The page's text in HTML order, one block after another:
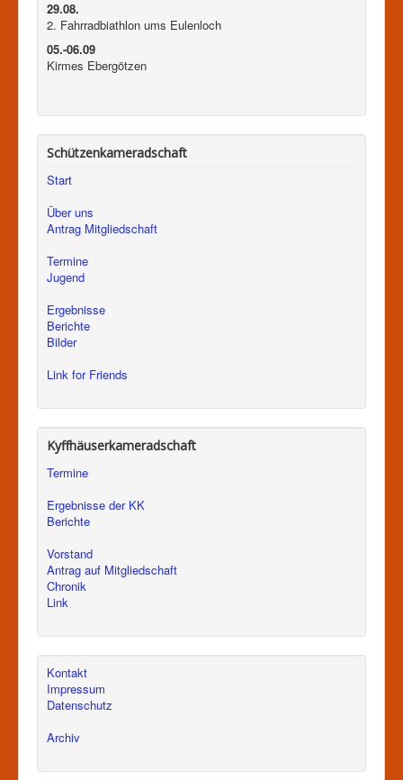
29.08.
2. Fahrradbiathlon ums Eulenloch
05.-06.09
Kirmes Ebergötzen
Schützenkameradschaft
Start
Über uns
Antrag Mitgliedschaft
Termine
Jugend
Ergebnisse
Berichte
Bilder
Link for Friends
Kyffhäuserkameradschaft
Termine
Ergebnisse der KK
Berichte
Vorstand
Antrag auf Mitgliedschaft
Chronik
Link
Kontakt
Impressum
Datenschutz
Archiv